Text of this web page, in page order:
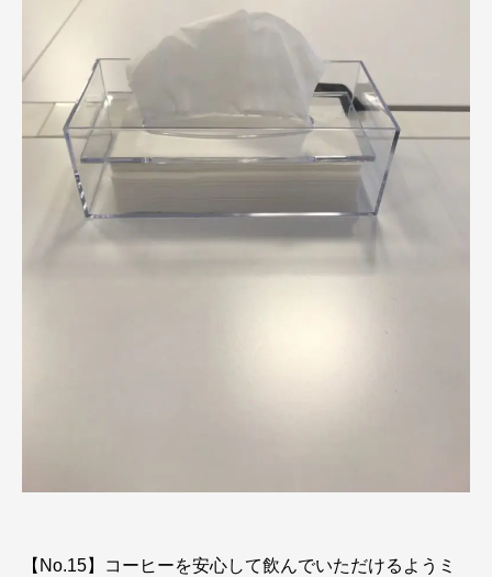
【No.15】コーヒーを安心して飲んでいただけるようミ